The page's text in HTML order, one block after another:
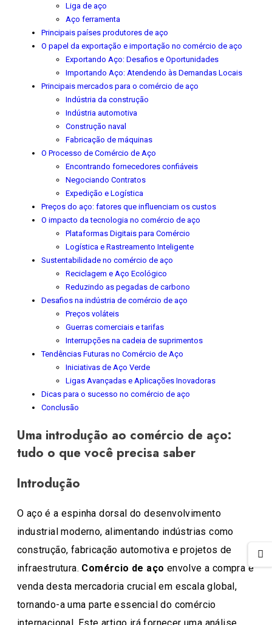
Liga de aço
Aço ferramenta
Principais países produtores de aço
O papel da exportação e importação no comércio de aço
Exportando Aço: Desafios e Oportunidades
Importando Aço: Atendendo às Demandas Locais
Principais mercados para o comércio de aço
Indústria da construção
Indústria automotiva
Construção naval
Fabricação de máquinas
O Processo de Comércio de Aço
Encontrando fornecedores confiáveis
Negociando Contratos
Expedição e Logística
Preços do aço: fatores que influenciam os custos
O impacto da tecnologia no comércio de aço
Plataformas Digitais para Comércio
Logística e Rastreamento Inteligente
Sustentabilidade no comércio de aço
Reciclagem e Aço Ecológico
Reduzindo as pegadas de carbono
Desafios na indústria de comércio de aço
Preços voláteis
Guerras comerciais e tarifas
Interrupções na cadeia de suprimentos
Tendências Futuras no Comércio de Aço
Iniciativas de Aço Verde
Ligas Avançadas e Aplicações Inovadoras
Dicas para o sucesso no comércio de aço
Conclusão
Uma introdução ao comércio de aço:
tudo o que você precisa saber
Introdução
O aço é a espinha dorsal do desenvolvimento
industrial moderno, alimentando indústrias como
construção, fabricação automotiva e projetos de
infraestrutura. Comércio de aço envolve a compra e
venda desta mercadoria crucial em escala global,
tornando-a uma parte essencial do comércio
internacional. Este artigo irá fornecer uma análise